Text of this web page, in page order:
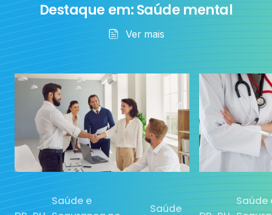
Ia
Destaque em: Saúde mental
Ver mais
Saúde e
Saúde
Saúde